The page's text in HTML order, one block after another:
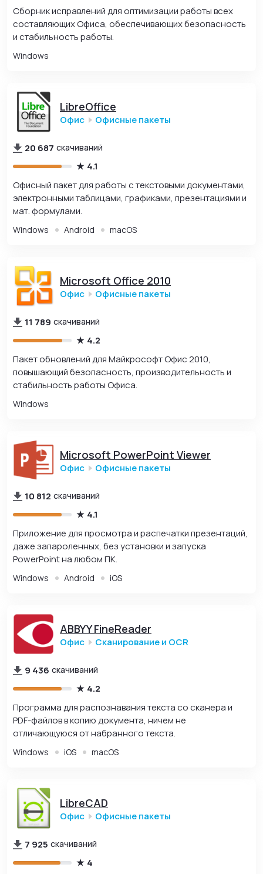
Сборник исправлений для оптимизации работы всех
составляющих Офиса, обеспечивающих безопасность
и стабильность работы.
Windows
LibreOffice
Офис Офисные пакеты
20 687 скачиваний
4.1
Офисный пакет для работы с текстовыми документами,
электронными таблицами, графиками, презентациями и
мат. формулами.
Windows Android macOS
Microsoft Office 2010
Офис Офисные пакеты
11 789 скачиваний
4.2
Пакет обновлений для Майкрософт Офис 2010,
повышающий безопасность, производительность и
стабильность работы Офиса.
Windows
Microsoft PowerPoint Viewer
Офис Офисные пакеты
10 812 скачиваний
4.1
Приложение для просмотра и распечатки презентаций,
даже запароленных, без установки и запуска
PowerPoint на любом ПК.
Windows Android iOS
ABBYY FineReader
Офис Сканирование и OCR
9 436 скачиваний
4.2
Программа для распознавания текста со сканера и
PDF-файлов в копию документа, ничем не
отличающуюся от набранного текста.
Windows iOS macOS
LibreCAD
Офис Офисные пакеты
7 925 скачиваний
4